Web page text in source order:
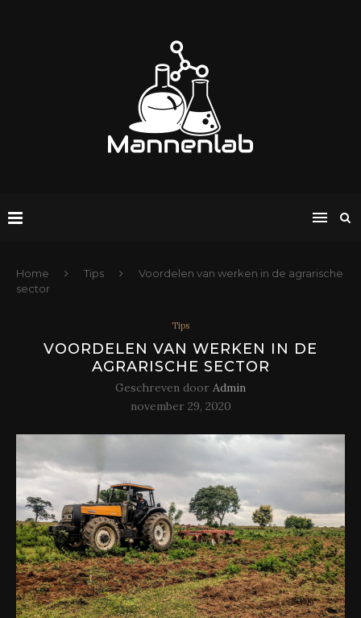
Home Tips
Voordelen van werken in de agrarische
sector
Tips
VOORDELEN VAN WERKEN IN DE
AGRARISCHE SECTOR
Geschreven door Admin
november 29, 2020